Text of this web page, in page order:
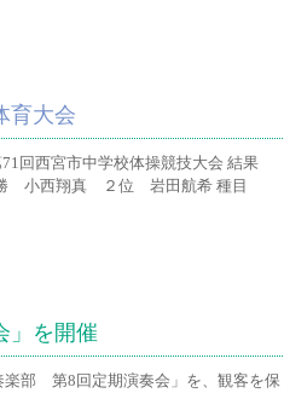
育大会
西宮市中学校体操競技大会 結果
勝 小西翔真 ２位 岩田航希 種目
を開催
楽部 第8回定期演奏会」を、観客を保